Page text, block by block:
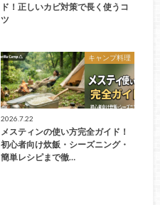
ド！正しいカビ対策で長く使うコ
ツ
キャンプ料理
2026.7.22
メスティンの使い方完全ガイド！
初心者向け炊飯・シーズニング・
簡単レシピまで徹…